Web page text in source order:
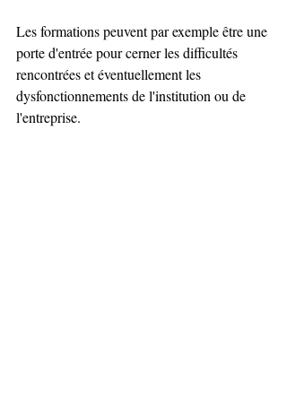
Les formations peuvent par exemple être une
porte d'entrée pour cerner les difficultés
rencontrées et éventuellement les
dysfonctionnements de l'institution ou de
l'entreprise.